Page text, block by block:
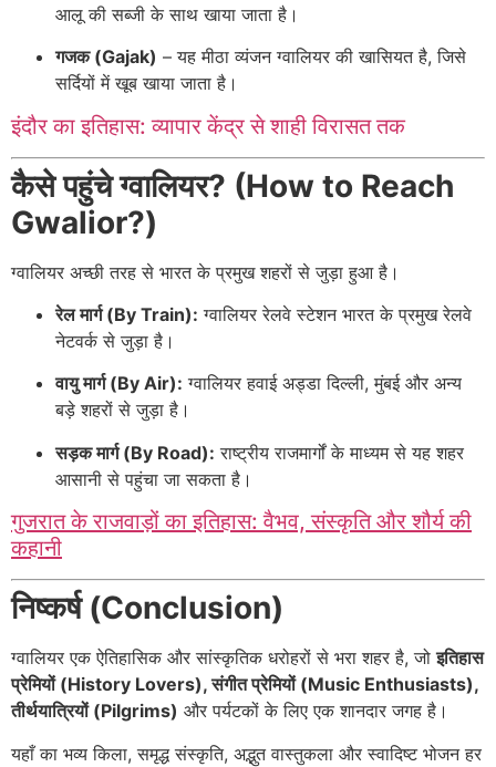
आलू की सब्जी के साथ खाया जाता है।
गजक (Gajak) – यह मीठा व्यंजन ग्वालियर की खासियत है, जिसे
सर्दियों में खूब खाया जाता है।
इंदौर का इतिहास: व्यापार केंद्र से शाही विरासत तक
कैसे पहुंचे ग्वालियर? (How to Reach
Gwalior?)
ग्वालियर अच्छी तरह से भारत के प्रमुख शहरों से जुड़ा हुआ है।
रेल मार्ग (By Train): ग्वालियर रेलवे स्टेशन भारत के प्रमुख रेलवे
नेटवर्क से जुड़ा है।
वायु मार्ग (By Air): ग्वालियर हवाई अड्डा दिल्ली, मुंबई और अन्य
बड़े शहरों से जुड़ा है।
सड़क मार्ग (By Road): राष्ट्रीय राजमार्गों के माध्यम से यह शहर
आसानी से पहुंचा जा सकता है।
गुजरात के राजवाड़ों का इतिहास: वैभव, संस्कृति और शौर्य की
कहानी
निष्कर्ष (Conclusion)
ग्वालियर एक ऐतिहासिक और सांस्कृतिक धरोहरों से भरा शहर है, जोइतिहास
प्रेमियों (History Lovers), संगीत प्रेमियों (Music Enthusiasts),
तीर्थयात्रियों (Pilgrims) और पर्यटकों के लिए एक शानदार जगह है।
यहाँ का भव्य किला, समृद्ध संस्कृति, अद्भुत वास्तुकला और स्वादिष्ट भोजन हर